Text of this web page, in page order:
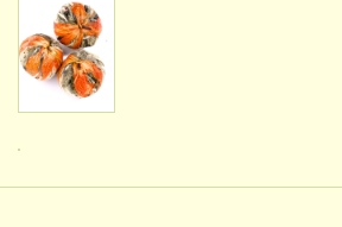
BeppeDeli en 8tea1
Contact
Sale!